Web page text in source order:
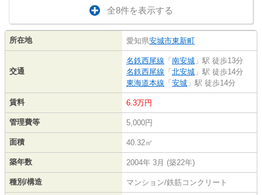
全8件を表示する
所在地 愛知県安城市東新町
交通
名鉄西尾線 「 南安城 」駅 徒歩13分
名鉄西尾線 「 北安城 」駅 徒歩14分
東海道本線 「 安城 」駅 徒歩14分
賃料 6.3万円
管理費等 5,000円
面積 40.32㎡
築年数 2004年 3月 (築22年)
種別/構造 マンション/鉄筋コンクリート